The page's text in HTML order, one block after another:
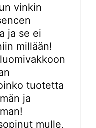
vinkin
ja se ei
millään!
tuotetta
ja
mulle,